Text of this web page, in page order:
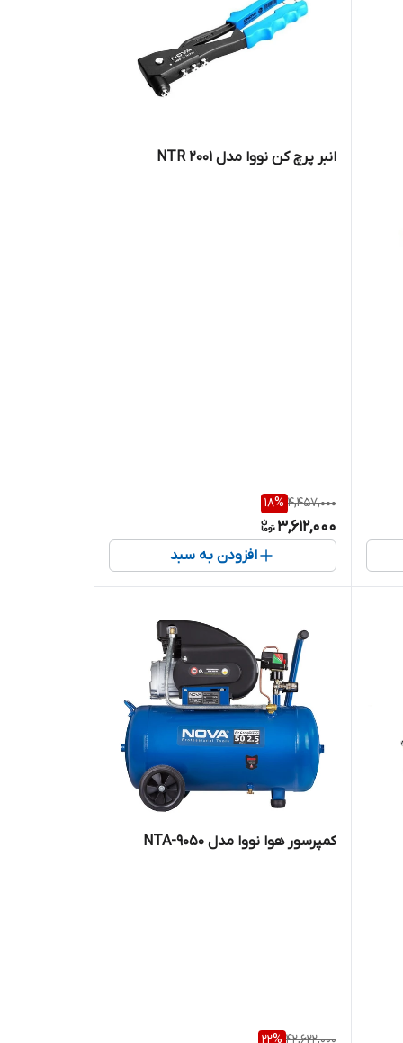
انبر پرچ کن نووا مدل NTR 2001
4,457,000
18%
3,612,000
افزودن به سبد
کمپرسور هوا نووا مدل NTA-9050